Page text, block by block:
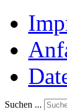
Suchen ...